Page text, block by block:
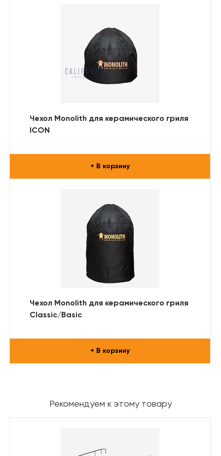
Чехол Monolith для керамического гриля
ICON
+ В корзину
Чехол Monolith для керамического гриля
Classic/Basic
+ В корзину
Рекомендуем к этому товару